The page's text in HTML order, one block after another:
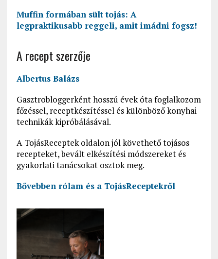
Muffin formában sült tojás: A
legpraktikusabb reggeli, amit imádni fogsz!
A recept szerzője
Albertus Balázs
Gasztrobloggerként hosszú évek óta foglalkozom
főzéssel, receptkészítéssel és különböző konyhai
technikák kipróbálásával.
A TojásReceptek oldalon jól követhető tojásos
recepteket, bevált elkészítési módszereket és
gyakorlati tanácsokat osztok meg.
Bővebben rólam és a TojásReceptekről